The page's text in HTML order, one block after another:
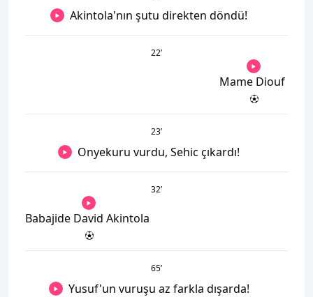
Akintola'nın şutu direkten döndü!
22’
Mame Diouf
23’
Onyekuru vurdu, Sehic çıkardı!
32’
Babajide David Akintola
65’
Yusuf'un vuruşu az farkla dışarda!